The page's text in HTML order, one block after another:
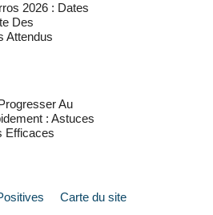
2026 : Dates
Des
Attendus
Au
: Astuces
Efficaces
Carte du site